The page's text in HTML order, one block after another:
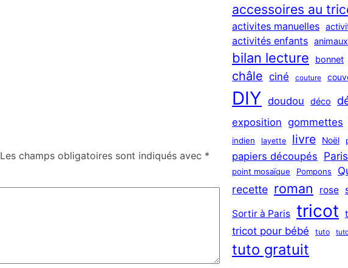
Les champs obligatoires sont indiqués avec *
h
accessoires au
activites manuelles
activités enfants
bilan lecture bonnet
châle ciné couture
DIY doudou déco
exposition gommettes
indien layette livre Noël
papiers découpés Paris
point mosaïque Pompons
recette roman rose
Sortir à Paris tricot
tricot pour bébé tuto
tuto gratuit